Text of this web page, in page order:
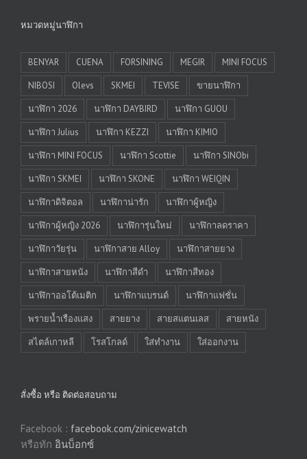
หมวดหมู่นาฬิกา
BENYAR CUENA FORSINING MEGIR
MINI FOCUS
NIBOSI
Olevs SKMEI TEVISE
ขายนาฬิกา
นาฬิกา 2026
นาฬิกา DAYBIRD
นาฬิกา GUOU
นาฬิกา Julius
นาฬิกา KEZZI
นาฬิกา KIMIO
นาฬิกา MINI FOCUS
นาฬิกา Scottie
นาฬิกา SINObi
นาฬิกา SKMEI
นาฬิกา SKONE
นาฬิกา WEIQIN
นาฬิกาดิจิตอล
นาฬิกาน่ารัก
นาฬิกาผู้หญิง
นาฬิกาผู้หญิง 2026
นาฬิการุ่นใหม่
นาฬิกาลดราคา
นาฬิกาวัยรุ่น
นาฬิกาสาย Alloy
นาฬิกาสายยาง
นาฬิกาสายหนัง
นาฬิกาสีดำ
นาฬิกาสีทอง
นาฬิกาออโต้เมติก
นาฬิกาแบรนด์
นาฬิกาแฟชั่น
พรายน้ำเรืองแสง
สายยาง สายสแตนเลส
สายหนัง
สไตล์เกาหลี
โรสโกลด์ ใส่ทำงาน ใส่ออกงาน
สั่งซื้อ หรือ ติดต่อสอบถาม
Facebook : facebook.com/zinicewatch
หรือทัก อินบ็อกซ์